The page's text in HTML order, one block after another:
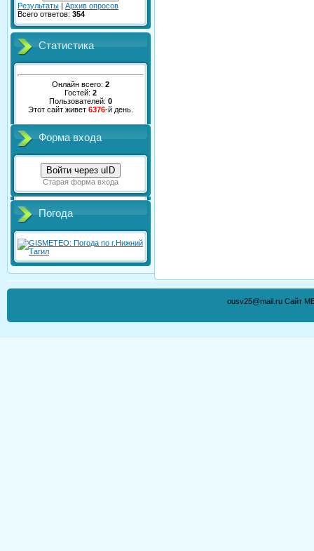
Результаты | Архив опросов
Всего ответов: 354
Статистика
Онлайн всего: 2
Гостей: 2
Пользователей: 0
Этот сайт живет 6376-й день.
Форма входа
Войти через uID
Старая форма входа
Погода
ousv25@mail.ru Сайт